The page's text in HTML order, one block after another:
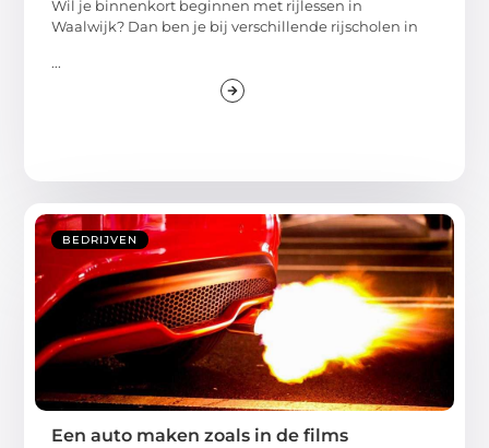
Wil je binnenkort beginnen met rijlessen in
Waalwijk? Dan ben je bij verschillende rijscholen in
...
BEDRIJVEN
Een auto maken zoals in de films